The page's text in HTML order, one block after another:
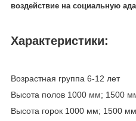
воздействие на социальную
Характеристики:
Возрастная группа 6-12 лет
Высота полов 1000 мм; 1500
Высота горок 1000 мм; 1500 мм